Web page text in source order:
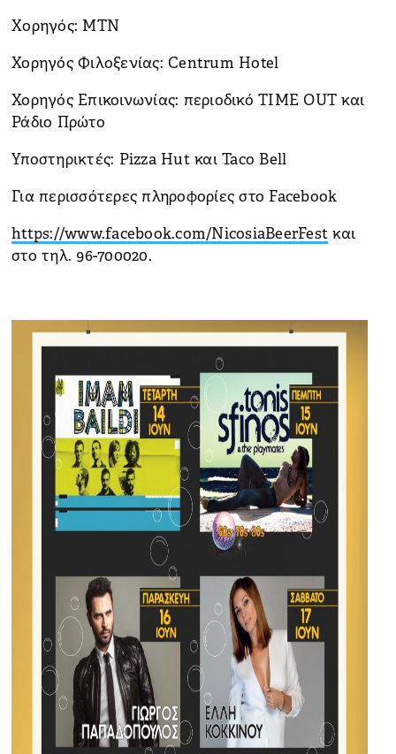
Xορηγός: ΜΤΝ
Χορηγός Φιλοξενίας: Centrum Hotel
Χορηγός Επικοινωνίας: περιοδικό TIME OUT και
Ράδιο Πρώτο
Υποστηρικτές: Pizza Hut και Taco Bell
Για περισσότερες πληροφορίες στο Facebook
https://www.facebook.com/NicosiaBeerFest και
στο τηλ. 96-700020.